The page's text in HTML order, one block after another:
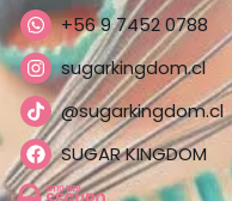
+56 9 7452 0788
sugarkingdom.cl
@sugarkingdom.cl
SUGAR KINGDOM